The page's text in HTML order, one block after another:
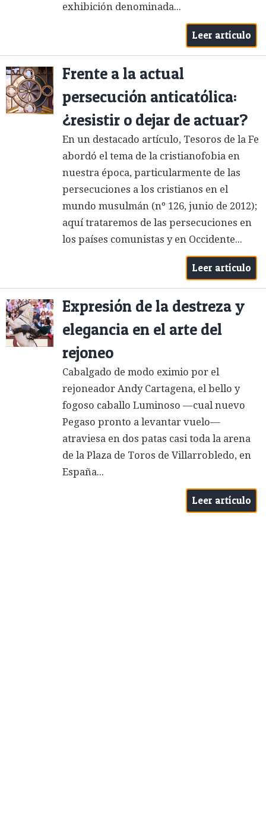
exhibición denominada...
Leer artículo
Frente a la actual
persecución anticatólica:
¿resistir o dejar de actuar?
En un destacado artículo, Tesoros de la Fe
abordó el tema de la cristianofobia en
nuestra época, particularmente de las
persecuciones a los cristianos en el
mundo musulmán (nº 126, junio de 2012);
aquí trataremos de las persecuciones en
los países comunistas y en Occidente...
Leer artículo
Expresión de la destreza y
elegancia en el arte del
rejoneo
Cabalgado de modo eximio por el
rejoneador Andy Cartagena, el bello y
fogoso caballo Luminoso —cual nuevo
Pegaso pronto a levantar vuelo—
atraviesa en dos patas casi toda la arena
de la Plaza de Toros de Villarrobledo, en
España...
Leer artículo